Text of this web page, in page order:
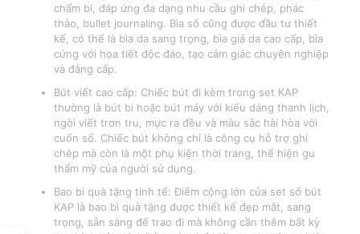
chấm bi, đáp ứng đa dạng nhu cầu ghi chép, phác
thảo, bullet journaling. Bìa sổ cũng được đầu tư thiết
kế, có thể là bìa da sang trọng, bìa giả da cao cấp, bìa
cứng với họa tiết độc đáo, tạo cảm giác chuyên nghiệp
và đẳng cấp.
Bút viết cao cấp: Chiếc bút đi kèm trong set KAP
thường là bút bi hoặc bút máy với kiểu dáng thanh lịch,
ngòi viết trơn tru, mực ra đều và màu sắc hài hòa với
cuốn sổ. Chiếc bút không chỉ là công cụ hỗ trợ ghi
chép mà còn là một phụ kiện thời trang, thể hiện gu
thẩm mỹ của người sử dụng.
Bao bì quà tặng tinh tế: Điểm cộng lớn của set sổ bút
KAP là bao bì quà tặng được thiết kế đẹp mắt, sang
trọng, sẵn sàng để trao đi mà không cần thêm bất kỳ